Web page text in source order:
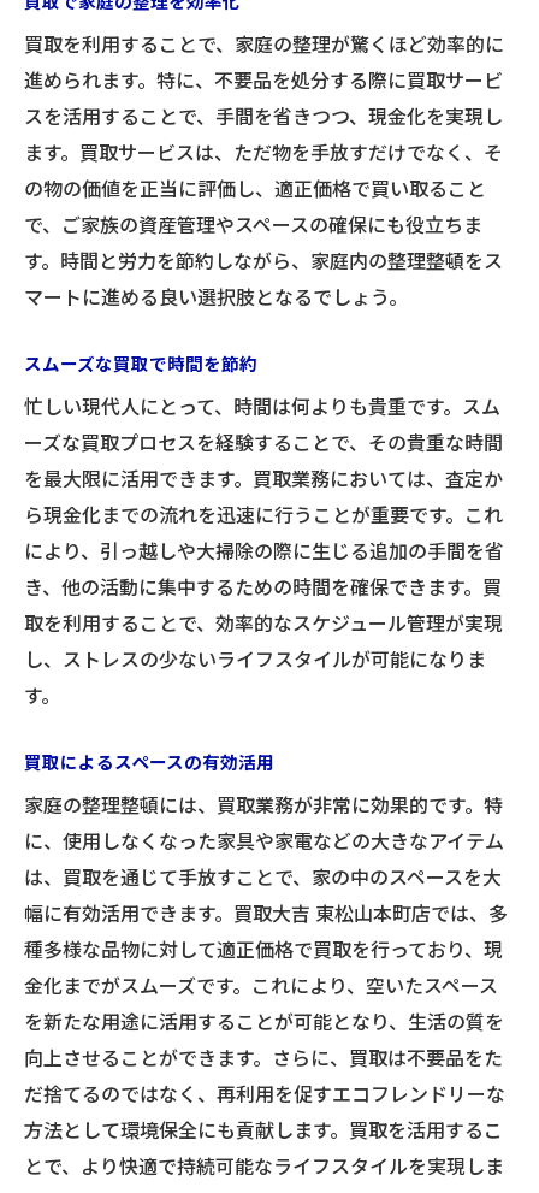
買取を利用することで、家庭の整理が驚くほど効率的に
進められます。特に、不要品を処分する際に買取サービ
スを活用することで、手間を省きつつ、現金化を実現し
ます。買取サービスは、ただ物を手放すだけでなく、そ
の物の価値を正当に評価し、適正価格で買い取ること
で、ご家族の資産管理やスペースの確保にも役立ちま
す。時間と労力を節約しながら、家庭内の整理整頓をス
マートに進める良い選択肢となるでしょう。
スムーズな買取で時間を節約
忙しい現代人にとって、時間は何よりも貴重です。スム
ーズな買取プロセスを経験することで、その貴重な時間
を最大限に活用できます。買取業務においては、査定か
ら現金化までの流れを迅速に行うことが重要です。これ
により、引っ越しや大掃除の際に生じる追加の手間を省
き、他の活動に集中するための時間を確保できます。買
取を利用することで、効率的なスケジュール管理が実現
し、ストレスの少ないライフスタイルが可能になりま
す。
買取によるスペースの有効活用
家庭の整理整頓には、買取業務が非常に効果的です。特
に、使用しなくなった家具や家電などの大きなアイテム
は、買取を通じて手放すことで、家の中のスペースを大
幅に有効活用できます。買取大吉 東松山本町店では、多
種多様な品物に対して適正価格で買取を行っており、現
金化までがスムーズです。これにより、空いたスペース
を新たな用途に活用することが可能となり、生活の質を
向上させることができます。さらに、買取は不要品をた
だ捨てるのではなく、再利用を促すエコフレンドリーな
方法として環境保全にも貢献します。買取を活用するこ
とで、より快適で持続可能なライフスタイルを実現しま
お気軽にお問い合わせください